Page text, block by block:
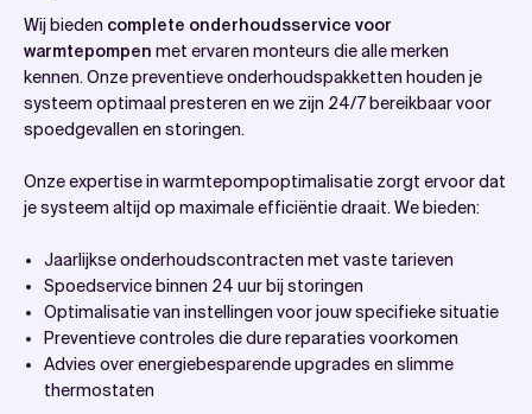
Wij bieden complete onderhoudsservice voor
warmtepompen met ervaren monteurs die alle merken
kennen. Onze preventieve onderhoudspakketten houden je
systeem optimaal presteren en we zijn 24/7 bereikbaar voor
spoedgevallen en storingen.
Onze expertise in warmtepompoptimalisatie zorgt ervoor dat
je systeem altijd op maximale efficiëntie draait. We bieden:
Jaarlijkse onderhoudscontracten met vaste tarieven
Spoedservice binnen 24 uur bij storingen
Optimalisatie van instellingen voor jouw specifieke situatie
Preventieve controles die dure reparaties voorkomen
Advies over energiebesparende upgrades en slimme
thermostaten